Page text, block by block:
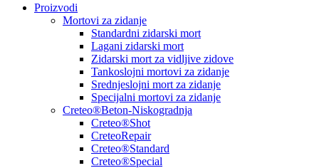
Proizvodi
Mortovi za zidanje
Standardni zidarski mort
Lagani zidarski mort
Zidarski mort za vidljive zidove
Tankoslojni mortovi za zidanje
Srednjeslojni mort za zidanje
Specijalni mortovi za zidanje
Creteo®Beton-Niskogradnja
Creteo®Shot
CreteoRepair
Creteo®Standard
Creteo®Special